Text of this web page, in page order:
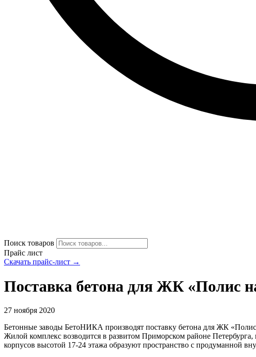
Поиск товаров
Прайс лист
Скачать прайс-лист →
Поставка бетона для ЖК «Полис
27 ноября 2020
Бетонные заводы БетоНИКА производят поставку бетона для ЖК
Жилой комплекс возводится в развитом Приморском районе
корпусов высотой 17-24 этажа образуют пространство с продуманной